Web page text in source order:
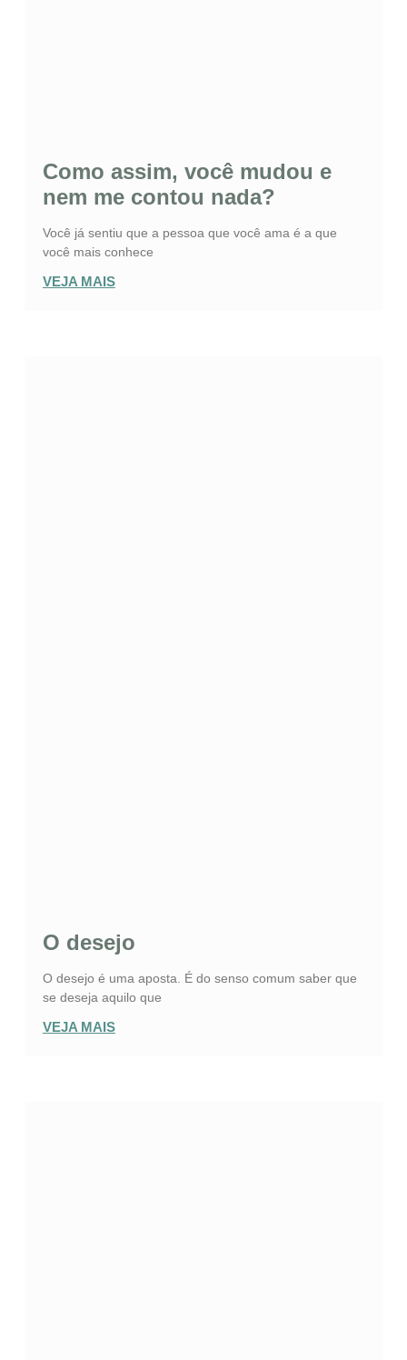
Como assim, você mudou e
nem me contou nada?
Você já sentiu que a pessoa que você ama é a que
você mais conhece
VEJA MAIS
O desejo
O desejo é uma aposta. É do senso comum saber que
se deseja aquilo que
VEJA MAIS